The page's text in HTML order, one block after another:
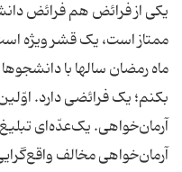
یکی از فرائض هم فرائض
ممتاز است، یک قشر ویژه
ماه رمضان سالها با
بکنم؛ یک فرائضی دارد.
آرمان‌خواهی. یک‌عدّه‌ای
آرمان‌خواهی مخالف